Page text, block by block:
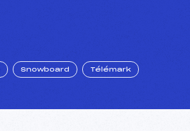
Snowboard Télémark